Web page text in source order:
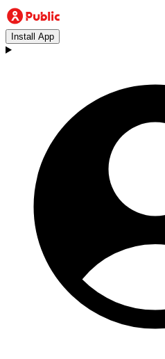
Install App